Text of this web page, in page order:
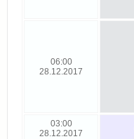
06:00
28.12.2017
03:00
28.12.2017